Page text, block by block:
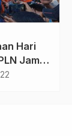
Hari
Jamin